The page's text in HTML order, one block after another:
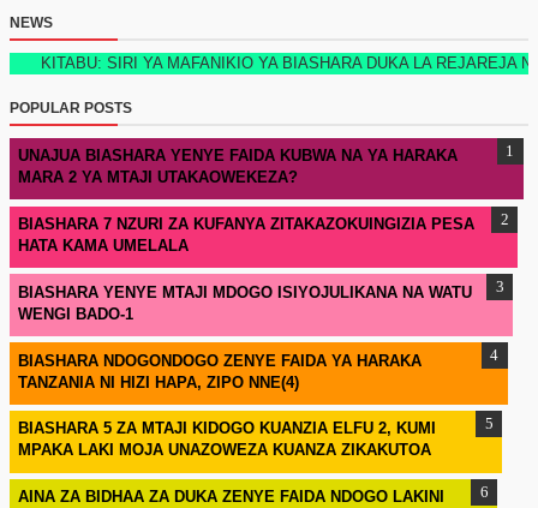
NEWS
SIRI YA MAFANIKIO YA BIASHARA DUKA LA REJAREJA NEW
POPULAR POSTS
UNAJUA BIASHARA YENYE FAIDA KUBWA NA YA HARAKA
MARA 2 YA MTAJI UTAKAOWEKEZA?
BIASHARA 7 NZURI ZA KUFANYA ZITAKAZOKUINGIZIA PESA
HATA KAMA UMELALA
BIASHARA YENYE MTAJI MDOGO ISIYOJULIKANA NA WATU
WENGI BADO-1
BIASHARA NDOGONDOGO ZENYE FAIDA YA HARAKA
TANZANIA NI HIZI HAPA, ZIPO NNE(4)
BIASHARA 5 ZA MTAJI KIDOGO KUANZIA ELFU 2, KUMI
MPAKA LAKI MOJA UNAZOWEZA KUANZA ZIKAKUTOA
AINA ZA BIDHAA ZA DUKA ZENYE FAIDA NDOGO LAKINI